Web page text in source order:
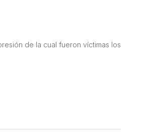
de la cual fueron víctimas los